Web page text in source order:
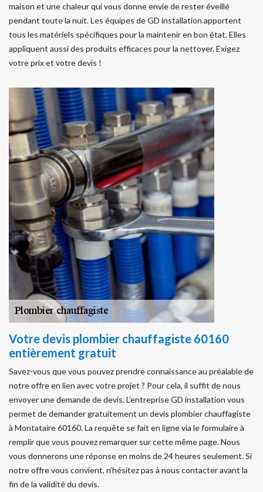
maison et une chaleur qui vous donne envie de rester éveillé
pendant toute la nuit. Les équipes de GD installation apportent
tous les matériels spécifiques pour la maintenir en bon état. Elles
appliquent aussi des produits efficaces pour la nettoyer. Exigez
votre prix et votre devis !
Votre devis plombier chauffagiste 60160
entièrement gratuit
Savez-vous que vous pouvez prendre connaissance au préalable de
notre offre en lien avec votre projet ? Pour cela, il suffit de nous
envoyer une demande de devis. L’entreprise GD installation vous
permet de demander gratuitement un devis plombier chauffagiste
à Montataire 60160. La requête se fait en ligne via le formulaire à
remplir que vous pouvez remarquer sur cette même page. Nous
vous donnerons une réponse en moins de 24 heures seulement. Si
notre offre vous convient, n’hésitez pas à nous contacter avant la
fin de la validité du devis.